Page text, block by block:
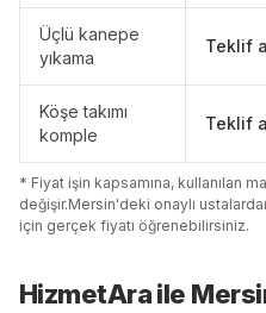
Üçlü kanepe
yıkama
Teklif
Köşe takımı
komple
Teklif
* Fiyat işin kapsamına, kullanılan
değişir.Mersin'deki onaylı
için gerçek fiyatı öğrenebilirsiniz.
HizmetAra ile